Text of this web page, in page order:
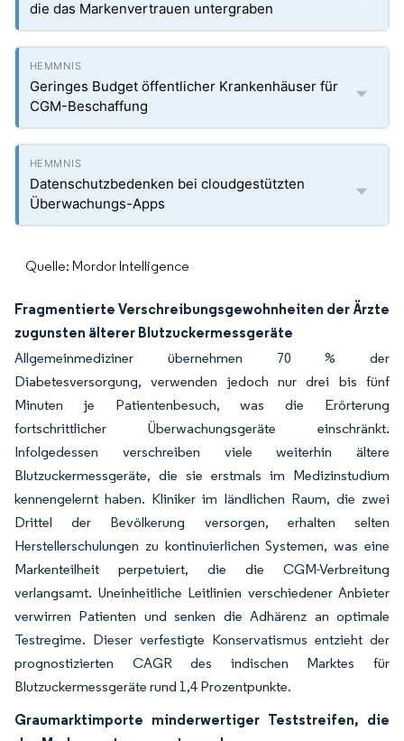
die das Markenvertrauen untergraben
Geringes Budget öffentlicher Krankenhäuser für
CGM-Beschaffung
Datenschutzbedenken bei cloudgestützten
Überwachungs-Apps
Quelle: Mordor Intelligence
Fragmentierte Verschreibungsgewohnheiten der Ärzte
zugunsten älterer Blutzuckermessgeräte
Allgemeinmediziner übernehmen 70 % der
Diabetesversorgung, verwenden jedoch nur drei bis fünf
Minuten je Patientenbesuch, was die Erörterung
fortschrittlicher Überwachungsgeräte einschränkt.
Infolgedessen verschreiben viele weiterhin ältere
Blutzuckermessgeräte, die sie erstmals im Medizinstudium
kennengelernt haben. Kliniker im ländlichen Raum, die zwei
Drittel der Bevölkerung versorgen, erhalten selten
Herstellerschulungen zu kontinuierlichen Systemen, was eine
Markenteilheit perpetuiert, die die CGM-Verbreitung
verlangsamt. Uneinheitliche Leitlinien verschiedener Anbieter
verwirren Patienten und senken die Adhärenz an optimale
Testregime. Dieser verfestigte Konservatismus entzieht der
prognostizierten CAGR des indischen Marktes für
Blutzuckermessgeräte rund 1,4 Prozentpunkte.
Graumarktimporte minderwertiger Teststreifen, die